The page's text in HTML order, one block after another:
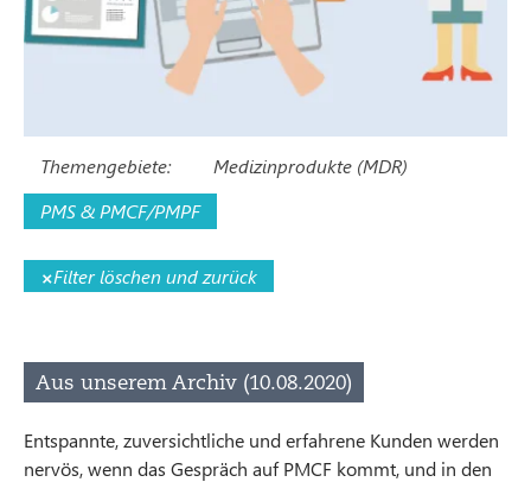
Themengebiete:
Medizinprodukte (MDR)
PMS & PMCF/PMPF
×Filter löschen und zurück
Aus unserem Archiv (10.08.2020)
Entspannte, zuversichtliche und erfahrene Kunden werden
nervös, wenn das Gespräch auf PMCF kommt, und in den